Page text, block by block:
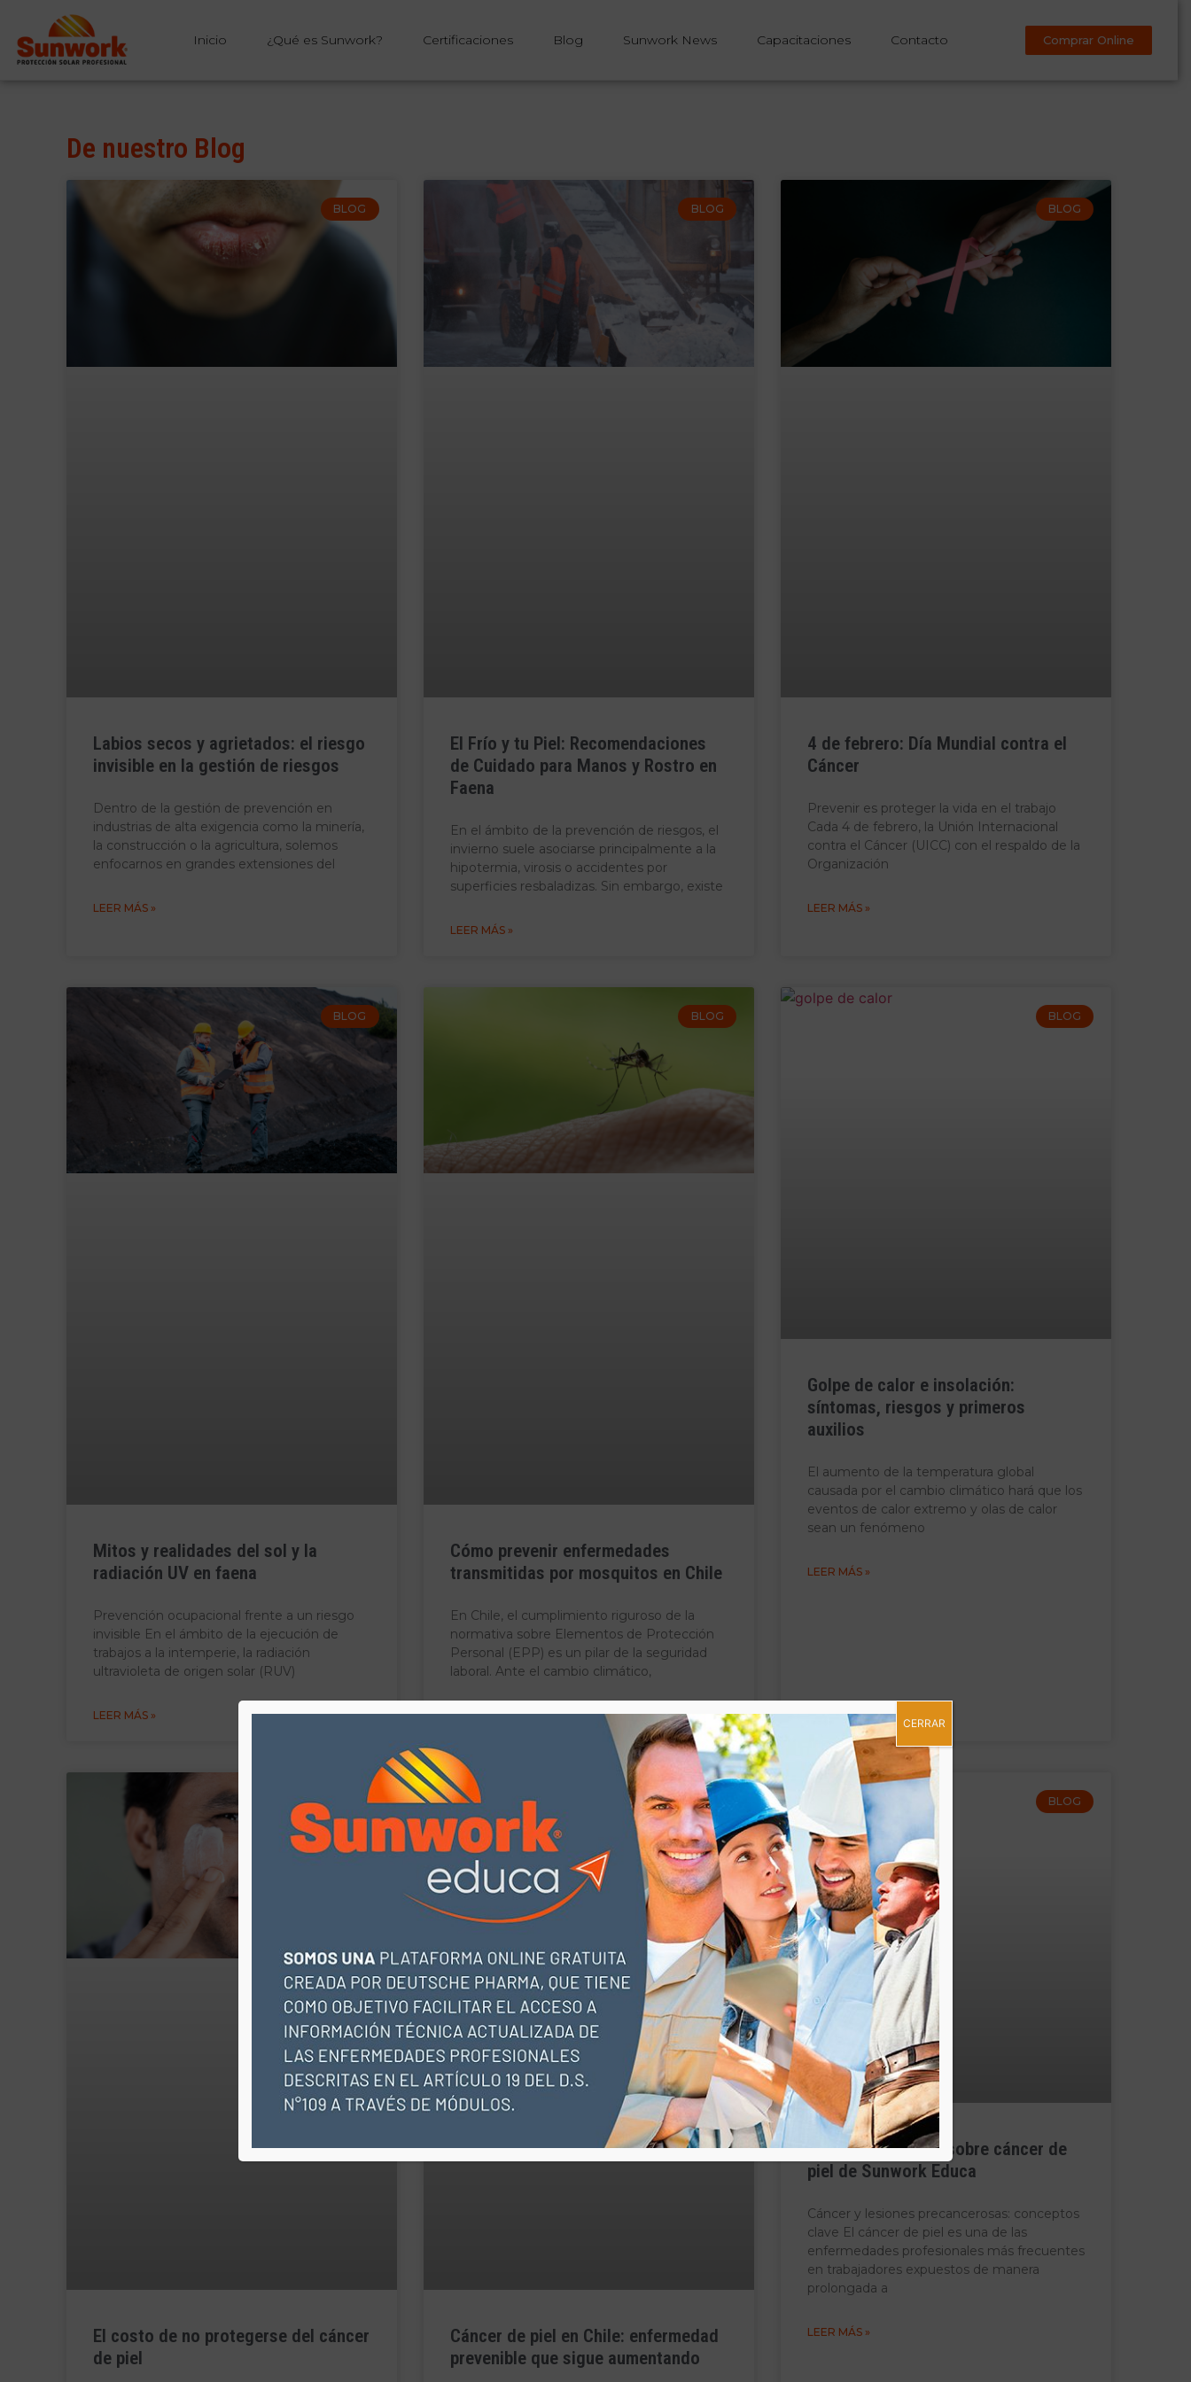
Inicio ¿Qué es Sunwork? Certificaciones Blog Sunwork News Capacitaciones Contacto Comprar Online
De nuestro Blog
BLOG
Labios secos y agrietados: el riesgo
invisible en la gestión de riesgos
Dentro de la gestión de prevención en
industrias de alta exigencia como la minería,
la construcción o la agricultura, solemos
enfocarnos en grandes extensiones del
LEER MÁS »
BLOG
El Frío y tu Piel: Recomendaciones
de Cuidado para Manos y Rostro en
Faena
En el ámbito de la prevención de riesgos, el
invierno suele asociarse principalmente a la
hipotermia, virosis o accidentes por
superficies resbaladizas. Sin embargo, existe
LEER MÁS »
BLOG
4 de febrero: Día Mundial contra el
Cáncer
Prevenir es proteger la vida en el trabajo
Cada 4 de febrero, la Unión Internacional
contra el Cáncer (UICC) con el respaldo de la
Organización
LEER MÁS »
BLOG
Mitos y realidades del sol y la
radiación UV en faena
Prevención ocupacional frente a un riesgo
invisible En el ámbito de la ejecución de
trabajos a la intemperie, la radiación
ultravioleta de origen solar (RUV)
LEER MÁS »
BLOG
Cómo prevenir enfermedades
transmitidas por mosquitos en Chile
En Chile, el cumplimiento riguroso de la
normativa sobre Elementos de Protección
Personal (EPP) es un pilar de la seguridad
laboral. Ante el cambio climático,
LEER MÁS »
BLOG
Golpe de calor e insolación:
síntomas, riesgos y primeros
auxilios
El aumento de la temperatura global
causada por el cambio climático hará que los
eventos de calor extremo y olas de calor
sean un fenómeno
LEER MÁS »
BLOG
El costo de no protegerse del cáncer
de piel
BLOG
Cáncer de piel en Chile: enfermedad
prevenible que sigue aumentando
BLOG
Conoce el módulo sobre cáncer de
piel de Sunwork Educa
Cáncer y lesiones precancerosas: conceptos
clave El cáncer de piel es una de las
enfermedades profesionales más frecuentes
en trabajadores expuestos de manera
prolongada a
LEER MÁS »
CERRAR